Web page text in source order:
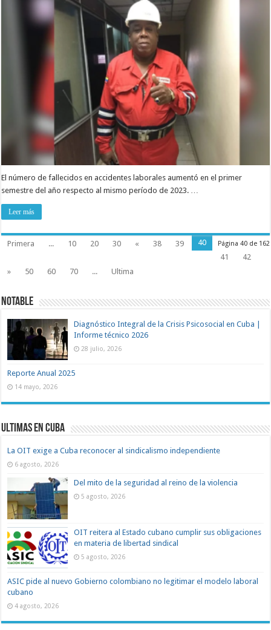
El número de fallecidos en accidentes laborales aumentó en el primer
semestre del año respecto al mismo período de 2023. …
Leer más
Página 40 de 162
Primera ... 10 20 30 « 38 39
40
41
42
»
50 60 70 ... Ultima
Notable
Diagnóstico Integral de la Crisis Psicosocial en Cuba |
Informe técnico 2026
28 julio, 2026
Reporte Anual 2025
14 mayo, 2026
Ultimas en Cuba
La OIT exige a Cuba reconocer al sindicalismo independiente
6 agosto, 2026
Del mito de la seguridad al reino de la violencia
5 agosto, 2026
OIT reitera al Estado cubano cumplir sus obligaciones
en materia de libertad sindical
5 agosto, 2026
ASIC pide al nuevo Gobierno colombiano no legitimar el modelo laboral
cubano
4 agosto, 2026